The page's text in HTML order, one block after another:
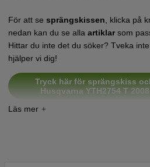
För att se sprängskissen , klicka på
nedan kan du se alla artiklarsom
Hittar du inte det du söker? Tveka
hjälper vi dig!
Tryck här för sprängskiss
Husqvarna YTH2754 T